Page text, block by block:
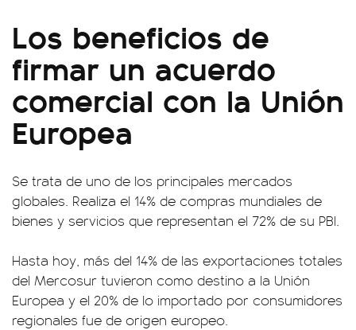
Los beneficios de
firmar un acuerdo
comercial con la Unión
Europea
Se trata de uno de los principales mercados
globales. Realiza el 14% de compras mundiales de
bienes y servicios que representan el 72% de su PBI.
Hasta hoy, más del 14% de las exportaciones totales
del Mercosur tuvieron como destino a la Unión
Europea y el 20% de lo importado por consumidores
regionales fue de origen europeo.